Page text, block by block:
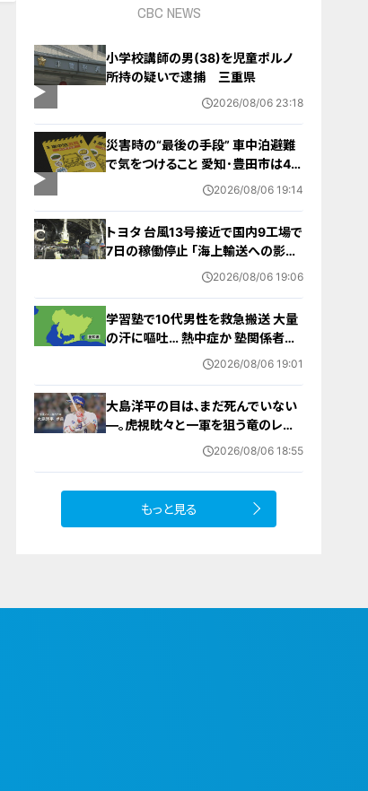
CBC NEWS
小学校講師の男(38)を児童ポルノ
所持の疑いで逮捕 三重県
2026/08/06 23:18
災害時の“最後の手段” 車中泊避難
で気をつけること 愛知･豊田市は4年
前からマニュアル作成 最悪の場合2026/08/06 19:14
トヨタ 台風13号接近で国内9工場で
7日の稼働停止 ｢海上輸送への影響
を踏まえ判断｣ 夏季連休明けの17日
2026/08/06 19:06
学習塾で10代男性を救急搬送 大量
の汗に嘔吐… 熱中症か 塾関係者が
消防に通報 名古屋 2026/08/06 19:01
大島洋平の目は、まだ死んでいない
―。虎視眈々と一軍を狙う竜のレジ
ェンドが明かした現状とドラゴンズ
2026/08/06 18:55
もっと見る